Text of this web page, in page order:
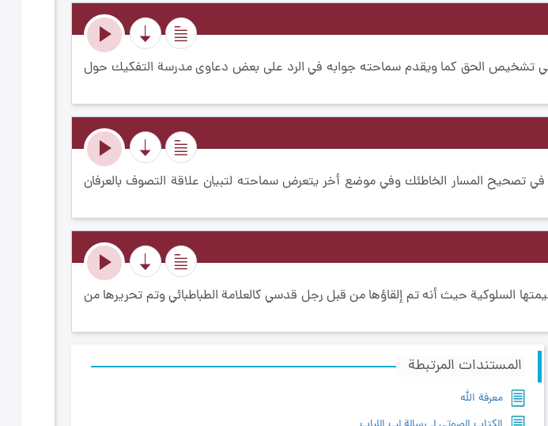
تشخيص الحق كما ويقدم سماحته جوابه في الرد على بعض دعاوى مدرسة التفكيك حول
المسار الخاطئك وفي موضع أخر يتعرض سماحته لتبيان علاقة التصوف بالعرفان
السلوكية حيث أنه تم إلقاؤها من قبل رجل قدسي كالعلامة الطباطبائي وتم تحريرها من
المستندات المرتبطة
معرفة الله